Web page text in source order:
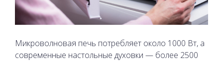
Микроволновая печь потребляет около 1000 Вт, а
современные настольные духовки — более 2500